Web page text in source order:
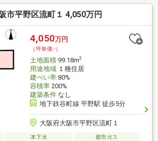
ヨスクＪＲ平野駅改札口店 徒歩6分
平野店 徒歩4分 （320m）・ウエルシア平野
）・平野小学校 徒歩11分（810m）・平野
）
市平野区流町１ 4,050万円
4,050万円
（坪単価:-）
土地面積99.18m2
用途地域１種住居
建ぺい率80%
容積率200%
建築条件なし
地下鉄谷町線 平野駅 徒歩5分
大阪府大阪市平野区流町１
本下水
都市ガス